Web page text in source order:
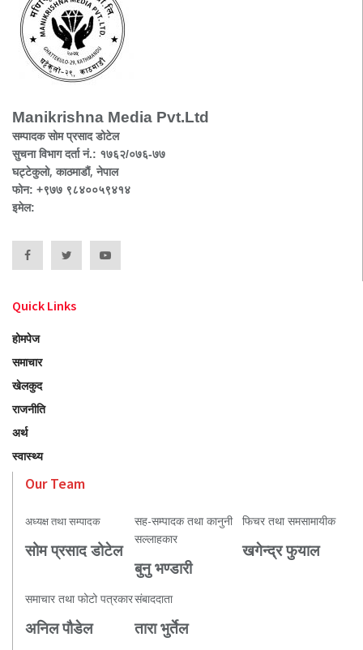
Manikrishna Media Pvt.Ltd
सम्पादक सोम प्रसाद डोटेल
सुचना विभाग दर्ता नं.: १७६२/०७६-७७
घट्टेकुलो, काठमाडौं, नेपाल
फोन: +९७७ ९८४००५९४१४
इमेल:
Quick Links
होमपेज
समाचार
खेलकुद
राजनीति
अर्थ
स्वास्थ्य
Our Team
अध्यक्ष तथा सम्पादक
सोम प्रसाद डोटेल
सह-सम्पादक तथा कानुनी
सल्लाहकार
बुनु भण्डारी
फिचर तथा समसामायीक
खगेन्द्र फुयाल
समाचार तथा फोटो पत्रकार
अनिल पौडेल
संबाददाता
तारा भुर्तेल